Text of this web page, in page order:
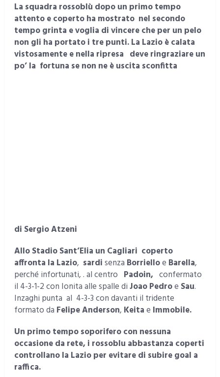
La squadra rossoblù dopo un primo tempo
attento e coperto ha mostrato nel secondo
tempo grinta e voglia di vincere che per un pelo
non gli ha portato i tre punti. La Lazio è calata
vistosamente e nella ripresa deve ringraziare un
po’ la fortuna se non ne è uscita sconfitta
di Sergio Atzeni
Allo Stadio Sant’Elia un Cagliari coperto
affronta la Lazio, sardisenza Borrielloe Barella,
perché infortunati, . al centro Padoin, confermato
il 4-3-1-2 con Ionita alle spalle diJoao Pedroe Sau.
Inzaghi punta al 4-3-3 con davanti il tridente
formato da Felipe Anderson, Keitae Immobile.
Un primo tempo soporifero con nessuna
occasione da rete, i rossoblu abbastanza coperti
controllano la Lazio per evitare di subire goal a
raffica.